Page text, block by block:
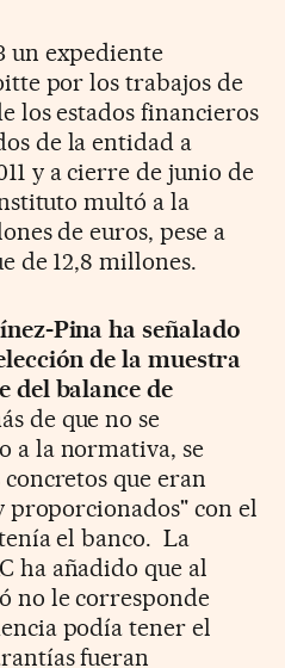
un expediente
por los trabajos de
los estados financieros
de la entidad a
y a cierre de junio de
multó a la
de euros, pese a
de 12,8 millones.
Pina ha señalado
de la muestra
del balance de
de que no se
a la normativa, se
concretos que eran
proporcionados" con el
el banco.La
ha añadido que al
no le corresponde
podía tener el
fueran